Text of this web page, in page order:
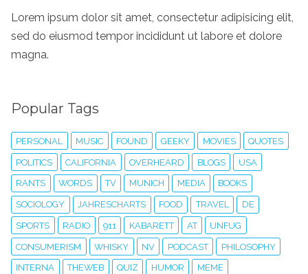
Lorem ipsum dolor sit amet, consectetur adipisicing elit,
sed do eiusmod tempor incididunt ut labore et dolore
magna.
Popular Tags
PERSONAL MUSIC FOUND GEEKY MOVIES QUOTES
POLITICS CALIFORNIA OVERHEARD BLOGS USA
RANTS WORDS TV MUNICH MEDIA BOOKS
SOCIOLOGY JAHRESCHARTS FOOD TRAVEL DE
SPORTS RADIO 911 KABARETT AT UNFUG
CONSUMERISM WHISKY NV PODCAST PHILOSOPHY
INTERNA THEWEB QUIZ HUMOR MEME